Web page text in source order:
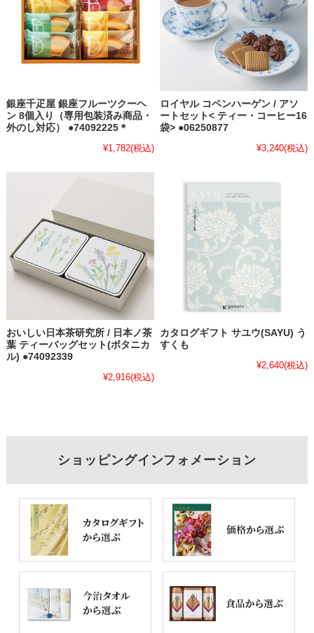
銀座千疋屋 銀座フルーツクーヘ
ン 8個入り（専用包装済み商品・
外のし対応） ●74092225＊
¥1,782(税込)
ロイヤル コペンハーゲン / アソ
ートセット< ティー・コーヒー16
袋> ●06250877
¥3,240(税込)
おいしい日本茶研究所 / 日本ノ茶
葉 ティーバッグセット(ボタニカ
ル) ●74092339
¥2,916(税込)
カタログギフト サユウ(SAYU) う
すくも
¥2,640(税込)
ショッピングインフォメーション